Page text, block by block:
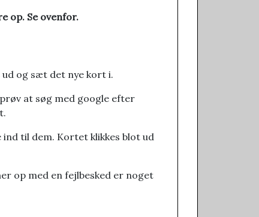
op. Se ovenfor.
og sæt det nye kort i.
at søg med google efter
til dem. Kortet klikkes blot ud
op med en fejlbesked er noget